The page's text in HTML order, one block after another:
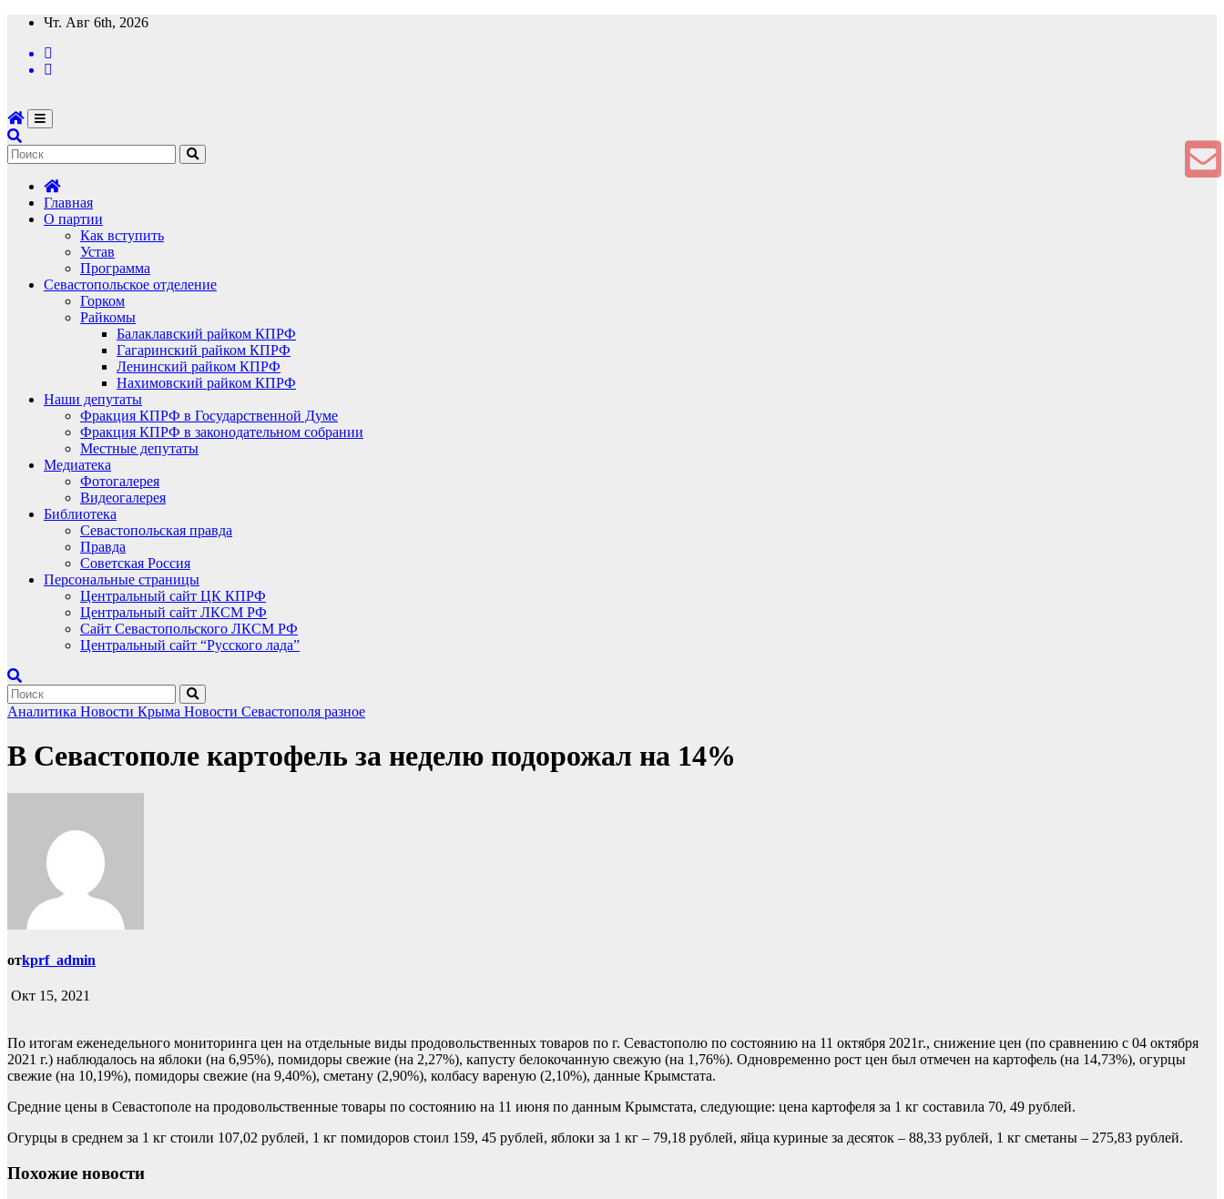
Перейти
содержимому
Чт. Авг 6th, 2026
Главная
О партии
Как вступить
Устав
Программа
Севастопольское отделение
Горком
Райкомы
Балаклавский райком КПРФ
Гагаринский райком КПРФ
Ленинский райком КПРФ
Нахимовский райком КПРФ
Наши депутаты
Фракция КПРФ в Государственной Думе
Фракция КПРФ в законодательном собрании
Местные депутаты
Медиатека
Фотогалерея
Видеогалерея
Библиотека
Севастопольская правда
Правда
Советская Россия
Персональные страницы
Центральный сайт ЦК КПРФ
Центральный сайт ЛКСМ РФ
Сайт Севастопольского ЛКСМ РФ
Центральный сайт “Русского лада”
Аналитика Новости Крыма Новости Севастополя разное
В Севастополе картофель за неделю подорожал на 14%
отkprf_admin
Окт 15, 2021
По итогам еженедельного мониторинга цен на отдельные виды продовольственных товаров по г. Севастополю по состоянию на 11 октября 2021г., снижение цен (по сравнению с 04 октября
2021 г.) наблюдалось на яблоки (на 6,95%), помидоры свежие (на 2,27%), капусту белокочанную свежую (на 1,76%). Одновременно рост цен был отмечен на картофель (на 14,73%), огурцы
свежие (на 10,19%), помидоры свежие (на 9,40%), сметану (2,90%), колбасу вареную (2,10%), данные Крымстата.
Средние цены в Севастополе на продовольственные товары по состоянию на 11 июня по данным Крымстата, следующие: цена картофеля за 1 кг составила 70, 49 рублей.
Огурцы в среднем за 1 кг стоили 107,02 рублей, 1 кг помидоров стоил 159, 45 рублей, яблоки за 1 кг – 79,18 рублей, яйца куриные за десяток – 88,33 рублей, 1 кг сметаны – 275,83 рублей.
Похожие новости